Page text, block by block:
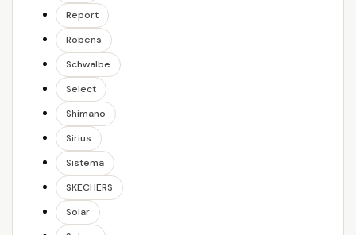
Report
Robens
Schwalbe
Select
Shimano
Sirius
Sistema
SKECHERS
Solar